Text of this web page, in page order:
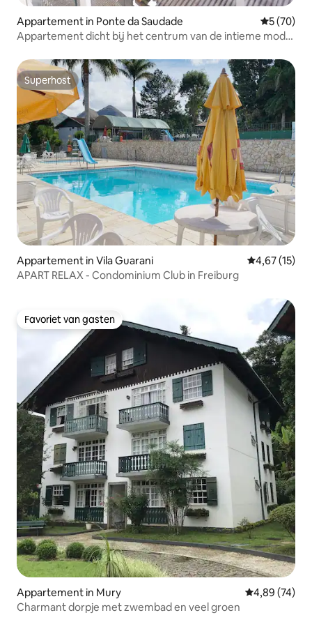
Appartement in Ponte da Saudade
5 (70)
Appartement dicht bij het centrum van de intieme mode
Superhost
Superhost
Appartement in Vila Guarani Gemiddelde
4,67 (15)
APART RELAX - Condominium Club in Freiburg
Favoriet van gasten
Favoriet van gasten
Appartement in Mury Gemiddelde
4,89 (74)
Charmant dorpje met zwembad en veel groen